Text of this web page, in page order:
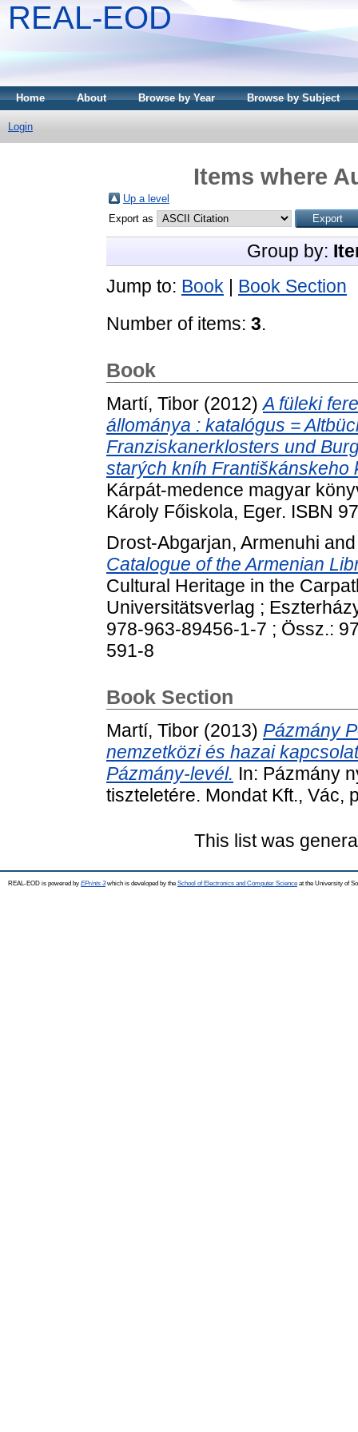
REAL-EOD
Home About Browse by Year Browse by Subject
Login
Items where
Up a level
Export as
Group by:
Jump to: Book | Book Section
Number of items: 3.
Book
Martí, Tibor (2012)A füleki
állománya : katalógus =
Franziskanerklosters und
starých kníh Františkánskeho
Kárpát-medence magyar
Károly Főiskola, Eger. ISBN
Drost-Abgarjan, Armenuhi
Catalogue of the Armenian
Cultural Heritage in the
Universitätsverlag ;
978-963-89456-1-7 ; Össz.:
591-8
Book Section
Martí, Tibor (2013) Pázmány
nemzetközi és hazai
Pázmány-levél. In: Pázmány
tiszteletére. Mondat Kft., Vác,
This list was
REAL-EOD is powered by EPrints 3which is developed by the School of Electronics and Computer Science at the University of